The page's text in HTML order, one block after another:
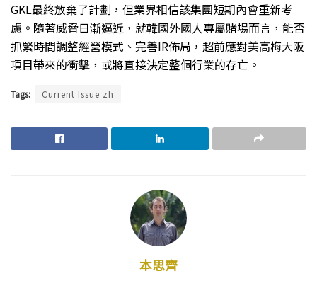
GKL最終放棄了計劃，但業界相信該集團短期內會重新考
慮。隨著威脅日漸逼近，就韓國外國人專屬賭場而言，能否
抓緊時間調整經營模式、完善IR佈局，超前應對美高梅大阪
項目帶來的衝擊，或將直接決定整個行業的存亡。
Tags: Current Issue zh
本思齊